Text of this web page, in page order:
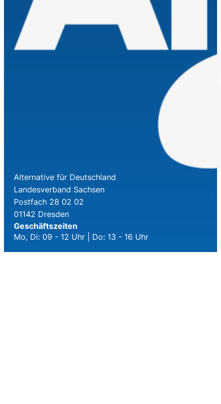
Alternative für Deutschland
Landesverband Sachsen
Postfach 28 02 02
01142 Dresden
Geschäftszeiten
Mo, Di: 09 - 12 Uhr | Do: 13 - 16 Uhr